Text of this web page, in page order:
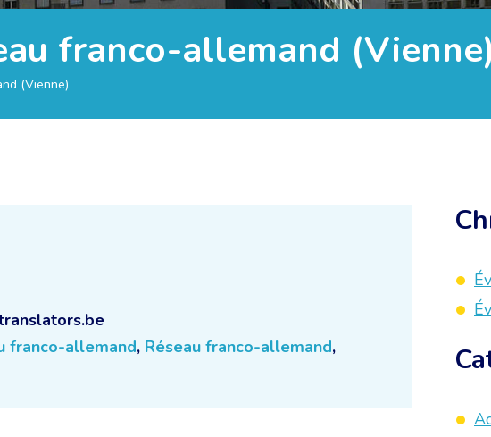
franco-allemand (Vienne)
(Vienne)
franco-allemand, Réseau franco-allemand,